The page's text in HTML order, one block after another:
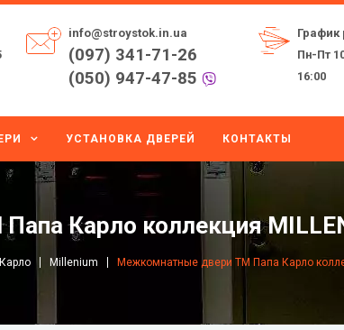
info@stroystok.in.ua
(097) 341-71-26
(050) 947-47-85
График
Пн-Пт
16:00
УСТАНОВКА ДВЕРЕЙ КОНТАКТЫ
Карло коллекция
Millenium Межкомнатные двери ТМ Папа Карло